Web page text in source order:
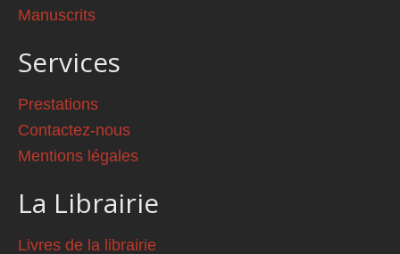
Manuscrits
Services
Prestations
Contactez-nous
Mentions légales
La Librairie
Livres de la librairie